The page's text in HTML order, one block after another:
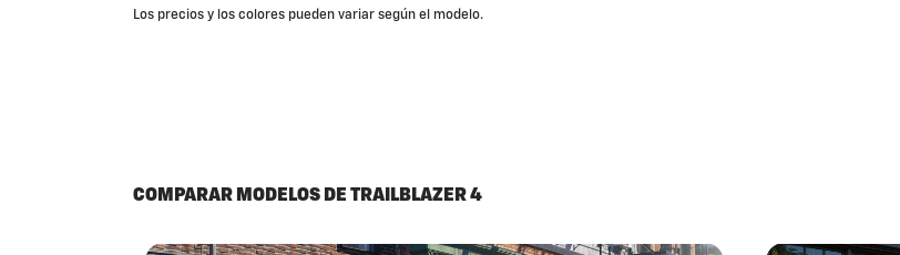
Los precios y los colores pueden variar según el modelo.
COMPARAR MODELOS DE TRAILBLAZER 4